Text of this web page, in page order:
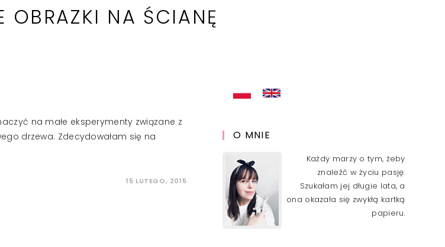
OBRAZKI NA ŚCIANĘ
na małe eksperymenty związane z
drzewa. Zdecydowałam się na
15 LUTEGO, 2015
O MNIE
Każdy marzy o tym, żeby
znaleźć w życiu pasję.
Szukałam jej długie lata, a
ona okazała się zwykłą kartką
papieru.